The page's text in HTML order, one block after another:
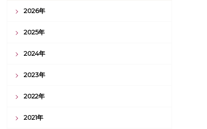
2026年
2025年
2024年
2023年
2022年
2021年